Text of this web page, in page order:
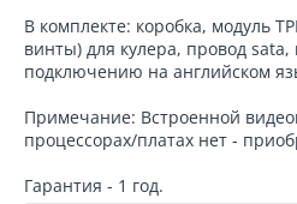
В комплекте: коробка, модуль
винты) для кулера, провод sata,
подключению на английском
Примечание: Встроенной
процессорах/платах нет -
Гарантия - 1 год.